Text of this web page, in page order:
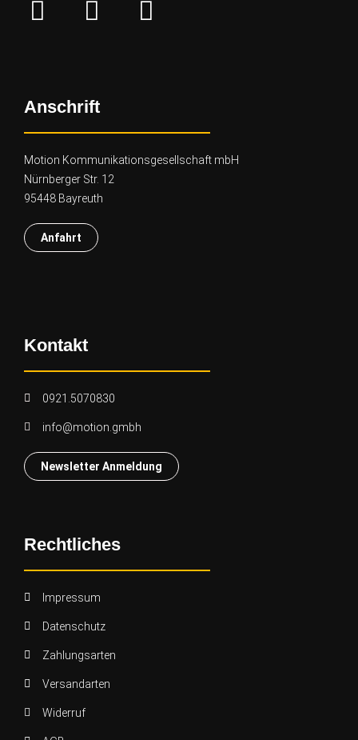
Anschrift
Motion Kommunikationsgesellschaft mbH
Nürnberger Str. 12
95448 Bayreuth
Anfahrt
Kontakt
0921.5070830
info@motion.gmbh
Newsletter Anmeldung
Rechtliches
Impressum
Datenschutz
Zahlungsarten
Versandarten
Widerruf